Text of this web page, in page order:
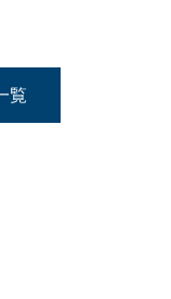
覧